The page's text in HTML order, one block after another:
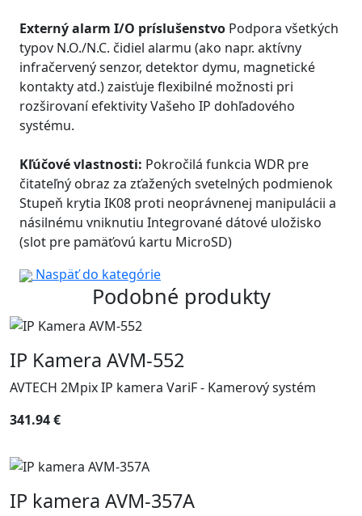
Externý alarm I/O príslušenstvo Podpora všetkých
typov N.O./N.C. čidiel alarmu (ako napr. aktívny
infračervený senzor, detektor dymu, magnetické
kontakty atd.) zaisťuje flexibilné možnosti pri
rozširovaní efektivity Vašeho IP dohľadového
systému.
Kľúčové vlastnosti: Pokročilá funkcia WDR pre
čitateľný obraz za zťažených svetelných podmienok
Stupeň krytia IK08 proti neoprávnenej manipulácii a
násilnému vniknutiu Integrované dátové uložisko
(slot pre pamäťovú kartu MicroSD)
Naspäť do kategórie
Podobné produkty
IP Kamera AVM-552
AVTECH 2Mpix IP kamera VariF - Kamerový systém
341.94 €
IP kamera AVM-357A